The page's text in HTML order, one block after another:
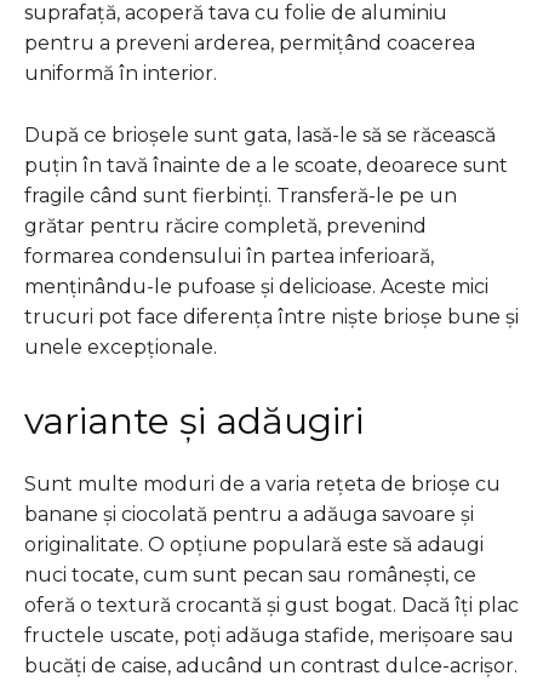
suprafață, acoperă tava cu folie de aluminiu
pentru a preveni arderea, permițând coacerea
uniformă în interior.
După ce brioșele sunt gata, lasă-le să se răcească
puțin în tavă înainte de a le scoate, deoarece sunt
fragile când sunt fierbinți. Transferă-le pe un
grătar pentru răcire completă, prevenind
formarea condensului în partea inferioară,
menținându-le pufoase și delicioase. Aceste mici
trucuri pot face diferența între niște brioșe bune și
unele excepționale.
variante și adăugiri
Sunt multe moduri de a varia rețeta de brioșe cu
banane și ciocolată pentru a adăuga savoare și
originalitate. O opțiune populară este să adaugi
nuci tocate, cum sunt pecan sau românești, ce
oferă o textură crocantă și gust bogat. Dacă îți plac
fructele uscate, poți adăuga stafide, merișoare sau
bucăți de caise, aducând un contrast dulce-acrișor.